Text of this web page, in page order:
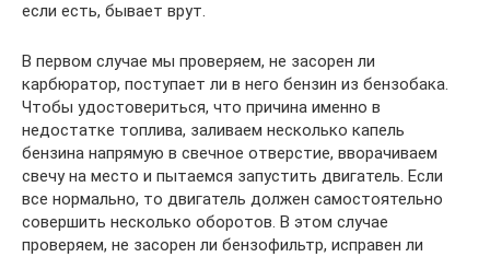
если есть, бывает врут.
В первом случае мы проверяем, не засорен ли
карбюратор, поступает ли в него бензин из бензобака.
Чтобы удостовериться, что причина именно в
недостатке топлива, заливаем несколько капель
бензина напрямую в свечное отверстие, вворачиваем
свечу на место и пытаемся запустить двигатель. Если
все нормально, то двигатель должен самостоятельно
совершить несколько оборотов. В этом случае
проверяем, не засорен ли бензофильтр, исправен ли